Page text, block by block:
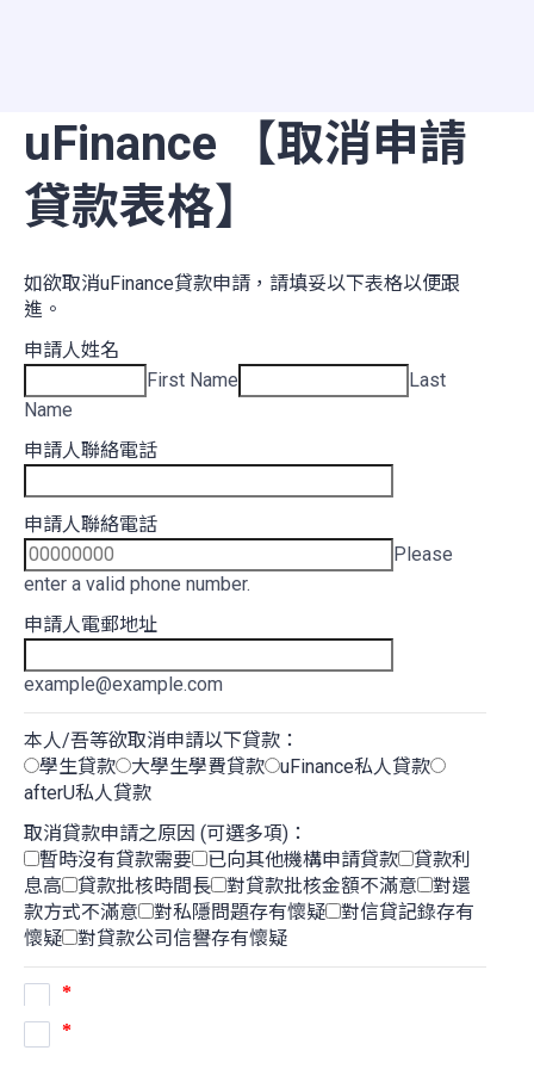
uFinance 【取消申請
貸款表格】
如欲取消uFinance貸款申請，請填妥以下表格以便跟
進。
申請人姓名
First Name
Last
Name
申請人聯絡電話
申請人聯絡電話
Please
enter a valid phone number.
申請人電郵地址
example@example.com
本人/吾等欲取消申請以下貸款：
學生貸款
大學生學費貸款
uFinance私人貸款
afterU私人貸款
取消貸款申請之原因 (可選多項)：
暫時沒有貸款需要
已向其他機構申請貸款
貸款利
息高
貸款批核時間長 對貸款批核金額不滿意
對還
款方式不滿意
對私隱問題存有懷疑
對信貸記錄存有
懷疑
對貸款公司信譽存有懷疑